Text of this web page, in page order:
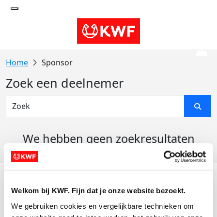
Welkom bij KWF. Fijn dat je onze website bezoekt.
We gebruiken cookies en vergelijkbare technieken om
Sponsor
Zoek een deelnemer
We hebben geen zoekresultaten
Actiematerialen
Evenementen